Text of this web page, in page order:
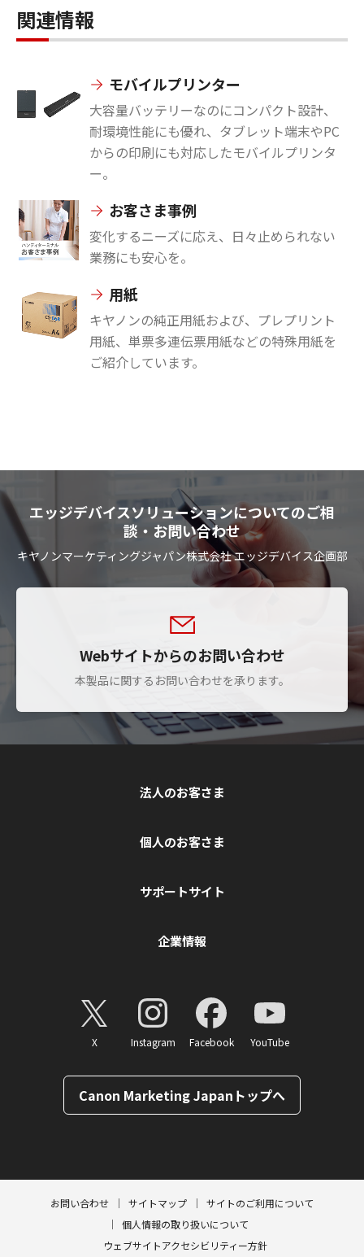
関連情報
モバイルプリンター
大容量バッテリーなのにコンパクト設計、
耐環境性能にも優れ、タブレット端末やPC
からの印刷にも対応したモバイルプリンタ
ー。
お客さま事例
変化するニーズに応え、日々止められない
業務にも安心を。
用紙
キヤノンの純正用紙および、プレプリント
用紙、単票多連伝票用紙などの特殊用紙を
ご紹介しています。
エッジデバイスソリューションについてのご相
談・お問い合わせ
キヤノンマーケティングジャパン株式会社 エッジデバイス企画部
Webサイトからのお問い合わせ
本製品に関するお問い合わせを承ります。
法人のお客さま
個人のお客さま
サポートサイト
企業情報
X Instagram Facebook YouTube
Canon Marketing Japanトップへ
お問い合わせ サイトマップ
サイトのご利用について
個人情報の取り扱いについて
ウェブサイトアクセシビリティー方針